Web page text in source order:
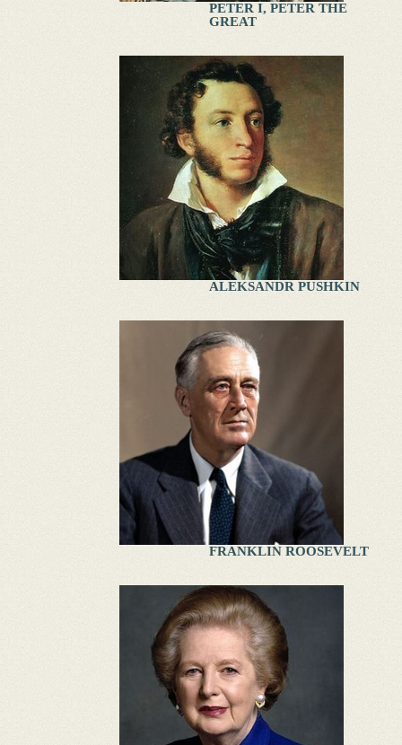
PETER I, PETER THE
GREAT
ALEKSANDR PUSHKIN
FRANKLIN ROOSEVELT